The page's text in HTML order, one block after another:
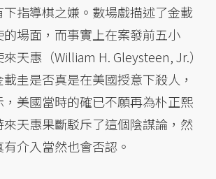
指導棋之嫌。數場戲描述了金載
場面，而事實上在案發前五小
天惠（William H. Gleysteen, Jr.）
圭是否真是在美國授意下殺人，
美國當時的確已不願再為朴正熙
天惠果斷駁斥了這個陰謀論，然
介入當然也會否認。